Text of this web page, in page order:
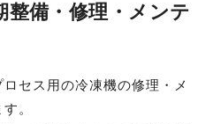
整備・修理・メンテ
セス用の冷凍機の修理・メ
。